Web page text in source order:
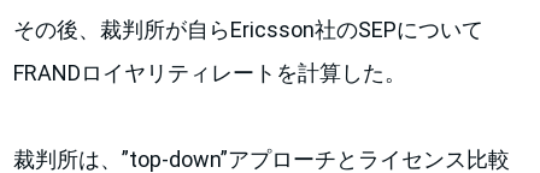
その後、裁判所が自らEricsson社のSEPについて
FRANDロイヤリティレートを計算した。
裁判所は、”top-down”アプローチとライセンス比較